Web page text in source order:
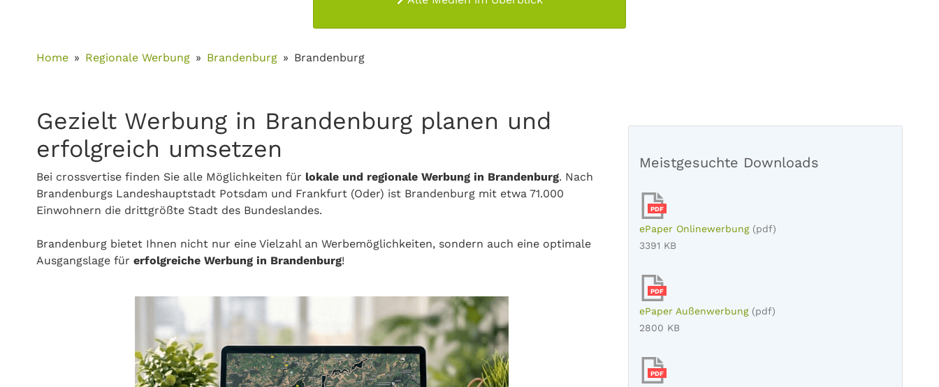
Home Regionale Werbung Brandenburg Brandenburg
Gezielt Werbung in Brandenburg planen und
erfolgreich umsetzen
Bei crossvertise finden Sie alle Möglichkeiten für lokale und regionale Werbung in Brandenburg. Nach
Brandenburgs Landeshauptstadt Potsdam und Frankfurt (Oder) ist Brandenburg mit etwa 71.000
Einwohnern die drittgrößte Stadt des Bundeslandes.
Brandenburg bietet Ihnen nicht nur eine Vielzahl an Werbemöglichkeiten, sondern auch eine optimale
Ausgangslage für erfolgreiche Werbung in Brandenburg!
Meistgesuchte Downloads
PDF
ePaper Onlinewerbung (pdf)
3391 KB
PDF
ePaper Außenwerbung (pdf)
2800 KB
PDF